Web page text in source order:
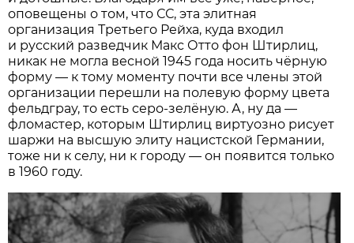
оповещены о том, что СС, эта элитная
организация Третьего Рейха, куда входил
и русский разведчик Макс Отто фон Штирлиц,
никак не могла весной 1945 года носить чёрную
форму — к тому моменту почти все члены этой
организации перешли на полевую форму цвета
фельдграу, то есть серо-зелёную. А, ну да —
фломастер, которым Штирлиц виртуозно рисует
шаржи на высшую элиту нацистской Германии,
тоже ни к селу, ни к городу — он появится только
в 1960 году.